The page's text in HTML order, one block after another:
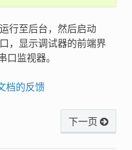
行至后台，然后启动
，显示调试器的前端界
口监视器。
档的反馈
下一页